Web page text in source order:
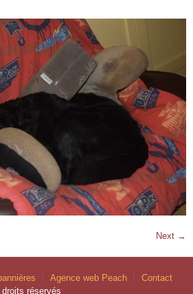
Next →
Agence web Peach Contact
réservés